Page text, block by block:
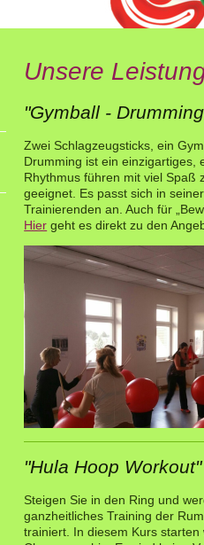
Unsere
"Gymball -
Zwei Schlagzeugsticks, ein
Drumming ist ein einzigartiges,
Rhythmus führen mit viel Spaß
geeignet. Es passt sich in
Trainierenden an. Auch für
Hier geht es direkt zu den
"Hula Hoop
Steigen Sie in den Ring und
ganzheitliches Training der
trainiert. In diesem Kurs